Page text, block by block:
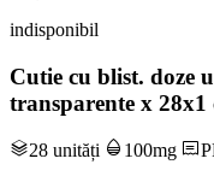
indisponibil
Cutie cu blist. doze
transparente x
28 unități 100mg